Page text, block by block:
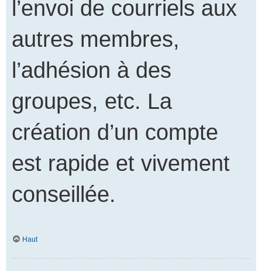
l’envoi de courriels aux
autres membres,
l’adhésion à des
groupes, etc. La
création d’un compte
est rapide et vivement
conseillée.
Haut